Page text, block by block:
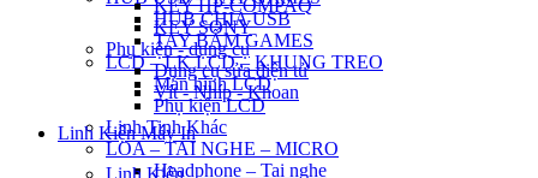
HUB CHIA USB
TAY BẤM GAMES
LCD – LK LCD – KHUNG TREO
Màn hình LCD
Phụ kiện LCD
Linh Tinh Khác
LOA – TAI NGHE – MICRO
Headphone – Tai nghe
KEY HP-COMPAQ
KEY SONY
Phụ kiện - dụng cụ
Dụng cụ sửa điện tử
Vít - Nhíp - Khoan
Linh Kiện Máy In